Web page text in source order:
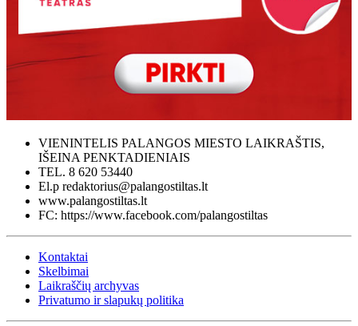
VIENINTELIS PALANGOS MIESTO LAIKRAŠTIS,
IŠEINA PENKTADIENIAIS
TEL. 8 620 53440
El.p redaktorius@palangostiltas.lt
www.palangostiltas.lt
FC: https://www.facebook.com/palangostiltas
Kontaktai
Skelbimai
Laikraščių archyvas
Privatumo ir slapukų politika